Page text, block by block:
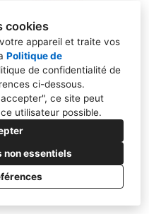
cookies
appareil et traite vos
Politique de
de confidentialité de
ci-dessous.
ce site peut
utilisateur possible.
non essentiels
:
été 2024 selon les pro